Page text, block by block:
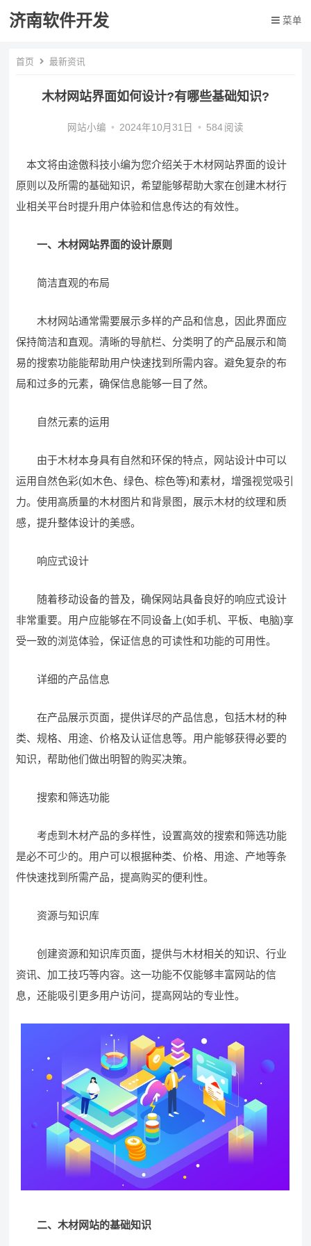
济南软件开发 菜单
首页 最新资讯
木材网站界面如何设计?有哪些基础知识?
网站小编 • 2024年10月31日 • 584 阅读
本文将由途傲科技小编为您介绍关于木材网站界面的设计
原则以及所需的基础知识，希望能够帮助大家在创建木材行
业相关平台时提升用户体验和信息传达的有效性。
一、木材网站界面的设计原则
简洁直观的布局
木材网站通常需要展示多样的产品和信息，因此界面应
保持简洁和直观。清晰的导航栏、分类明了的产品展示和简
易的搜索功能能帮助用户快速找到所需内容。避免复杂的布
局和过多的元素，确保信息能够一目了然。
自然元素的运用
由于木材本身具有自然和环保的特点，网站设计中可以
运用自然色彩(如木色、绿色、棕色等)和素材，增强视觉吸引
力。使用高质量的木材图片和背景图，展示木材的纹理和质
感，提升整体设计的美感。
响应式设计
随着移动设备的普及，确保网站具备良好的响应式设计
非常重要。用户应能够在不同设备上(如手机、平板、电脑)享
受一致的浏览体验，保证信息的可读性和功能的可用性。
详细的产品信息
在产品展示页面，提供详尽的产品信息，包括木材的种
类、规格、用途、价格及认证信息等。用户能够获得必要的
知识，帮助他们做出明智的购买决策。
搜索和筛选功能
考虑到木材产品的多样性，设置高效的搜索和筛选功能
是必不可少的。用户可以根据种类、价格、用途、产地等条
件快速找到所需产品，提高购买的便利性。
资源与知识库
创建资源和知识库页面，提供与木材相关的知识、行业
资讯、加工技巧等内容。这一功能不仅能够丰富网站的信
息，还能吸引更多用户访问，提高网站的专业性。
二、木材网站的基础知识